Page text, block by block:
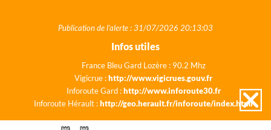
Publication de l'alerte : 31/07/2026 20:13:03
Infos utiles
France Bleu Gard Lozère : 90.2 Mhz
Vigicrue :http://www.vigicrues.gouv.fr
Inforoute Gard :http://www.inforoute30.fr
Inforoute Hérault :http://geo.herault.fr/inforoute/index.html